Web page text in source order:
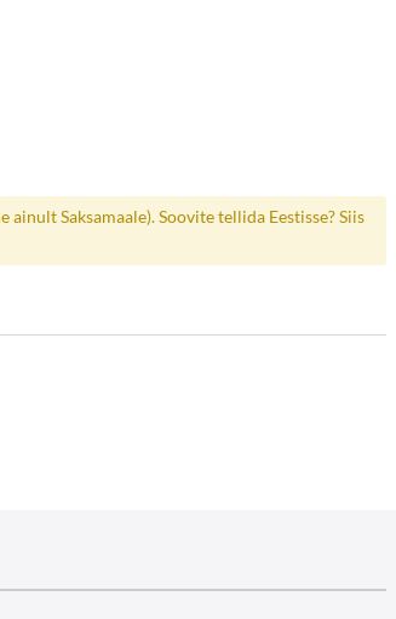
Saksamaale). Soovite tellida Eestisse? Siis